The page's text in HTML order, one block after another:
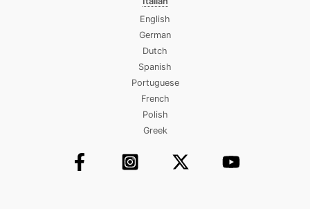
English
German
Dutch
Spanish
Portuguese
French
Polish
Greek